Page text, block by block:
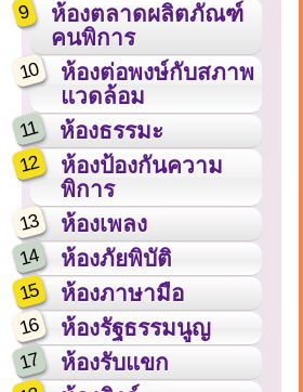
9
ห้องตลาดผลิตภัณฑ์
คนพิการ
10
ห้องต่อพงษ์กับสภาพ
แวดล้อม
11 ห้องธรรมะ
12
ห้องป้องกันความ
พิการ
13 ห้องเพลง
14 ห้องภัยพิบัติ
15 ห้องภาษามือ
16 ห้องรัฐธรรมนูญ
17 ห้องรับแขก